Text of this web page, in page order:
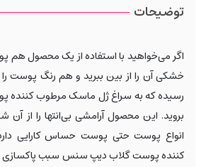
توضیحات
اگر می‌خواهید با استفاده از یک محصول هم
خشکی آن را از بین ببرید و هم رنگ پوست
رسیده که به سراغ ژل ماسک مرطوب
بروید. این محصول آرامشی بی‌انتها را از
انواع پوست حتی پوست حساس کارایی
کننده پوست گلاب دیپ سنس سبب